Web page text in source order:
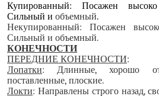
Купированный:
Посажен
Сильный и объемный.
Некупированный:
Посажен
Сильный и объемный.
КОНЕЧНОСТИ
ПЕРЕДНИЕ КОНЕЧНОСТИ:
Лопатки: Длинные, хорошо
поставленные, плоские.
Локти: Направлены строго назад,